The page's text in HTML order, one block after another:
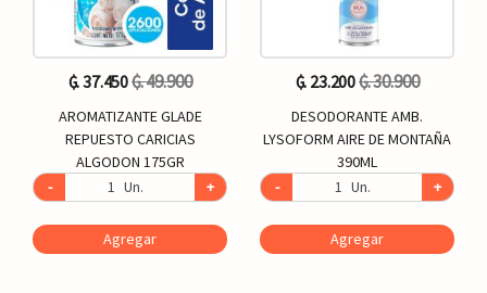
₲. 37.450₲. 49.900
AROMATIZANTE GLADE
REPUESTO CARICIAS
ALGODON 175GR
-
Un. +
Agregar
₲. 23.200₲. 30.900
DESODORANTE AMB.
LYSOFORM AIRE DE MONTAÑA
390ML
-
Un. +
Agregar